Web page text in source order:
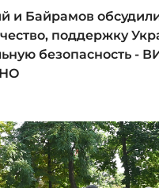
и Байрамов
поддержку
безопасность -